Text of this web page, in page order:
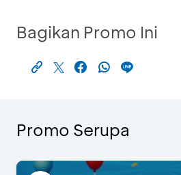
Bagikan Promo Ini
Promo Serupa